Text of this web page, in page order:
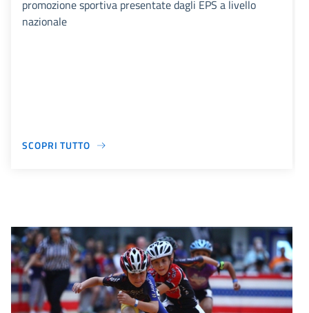
promozione sportiva presentate dagli EPS a livello
nazionale
SCOPRI TUTTO